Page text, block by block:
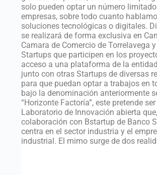
solo pueden optar un número
empresas, sobre todo cuanto
soluciones tecnológicas o digitales.
se realizará de forma exclusiva en
Camara de Comercio de Torrelavega
Startups que participen en los
acceso a una plataforma de la
junto con otras Startups de diversas
para que puedan optar a trabajos en
bajo la denominación anteriormente
“Horizonte Factoría”, este pretende ser
Laboratorio de Innovación abierta
colaboración con Bstartup de Banco
centra en el sector industria y el
industrial. El mimo surge de dos